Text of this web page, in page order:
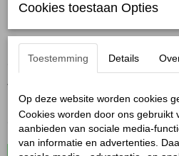
Aantal
Cookies toestaan Opties
Toestemming Details
Op deze website worden cookies
Cookies worden door ons gebruikt
aanbieden van sociale media-
van informatie en advertenties.